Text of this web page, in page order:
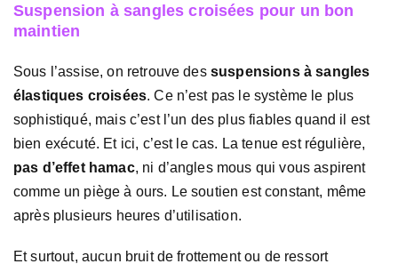
Suspension à sangles croisées pour un bon
maintien
Sous l’assise, on retrouve des suspensions à sangles
élastiques croisées. Ce n’est pas le système le plus
sophistiqué, mais c’est l’un des plus fiables quand il est
bien exécuté. Et ici, c’est le cas. La tenue est régulière,
pas d’effet hamac, ni d’angles mous qui vous aspirent
comme un piège à ours. Le soutien est constant, même
après plusieurs heures d’utilisation.
Et surtout, aucun bruit de frottement ou de ressort